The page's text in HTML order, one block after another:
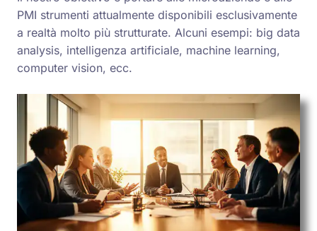
PMI strumenti attualmente disponibili esclusivamente
a realtà molto più strutturate. Alcuni esempi: big data
analysis, intelligenza artificiale, machine learning,
computer vision, ecc.